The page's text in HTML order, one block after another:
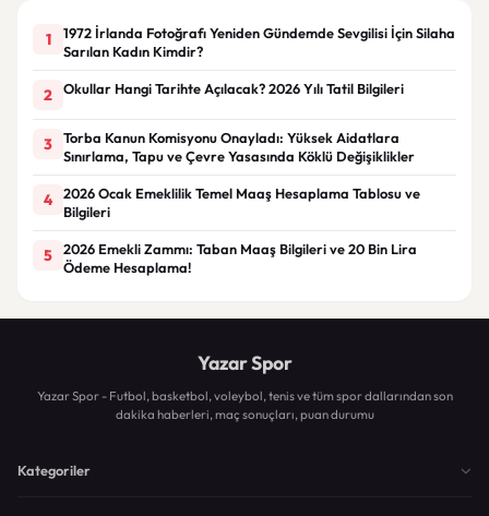
1
1972 İrlanda Fotoğrafı Yeniden Gündemde Sevgilisi İçin Silaha
Sarılan Kadın Kimdir?
2 Okullar Hangi Tarihte Açılacak? 2026 Yılı Tatil Bilgileri
3
Torba Kanun Komisyonu Onayladı: Yüksek Aidatlara
Sınırlama, Tapu ve Çevre Yasasında Köklü Değişiklikler
4
2026 Ocak Emeklilik Temel Maaş Hesaplama Tablosu ve
Bilgileri
5
2026 Emekli Zammı: Taban Maaş Bilgileri ve 20 Bin Lira
Ödeme Hesaplama!
Yazar Spor
Yazar Spor - Futbol, basketbol, voleybol, tenis ve tüm spor dallarından son
dakika haberleri, maç sonuçları, puan durumu
Kategoriler